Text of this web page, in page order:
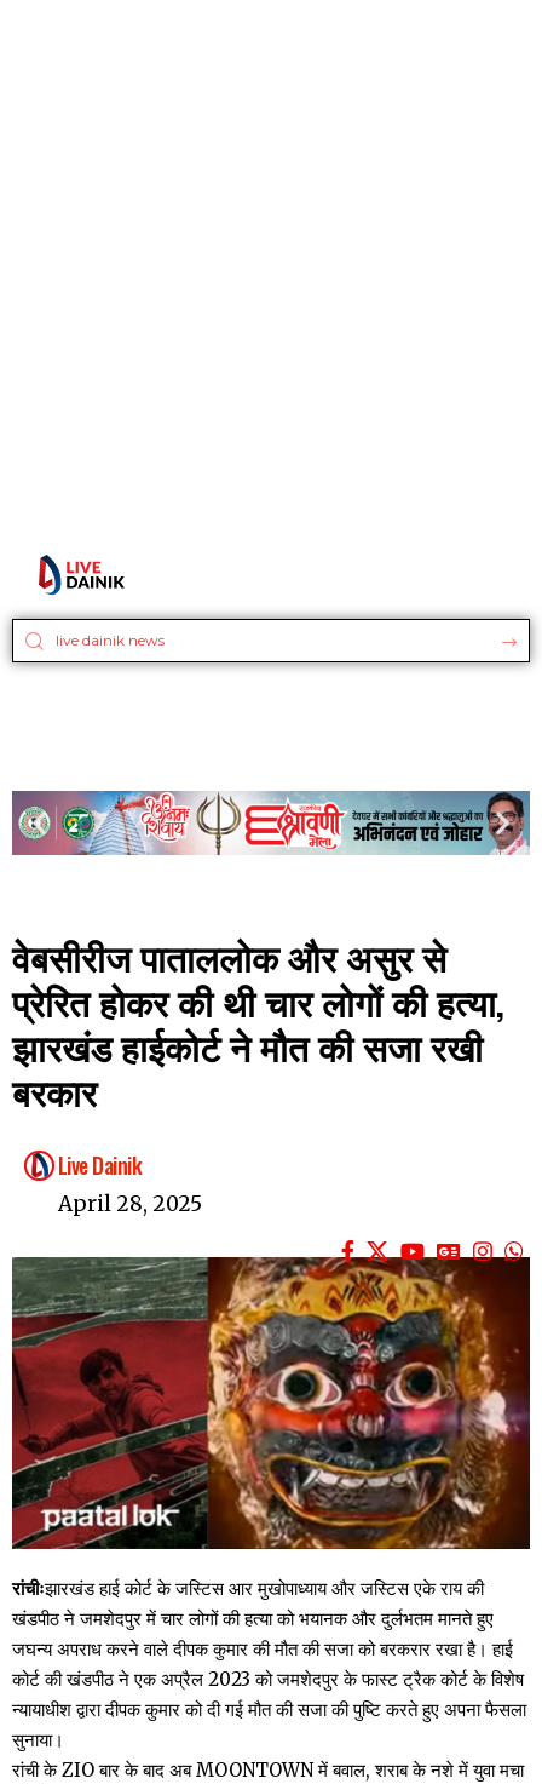
वेबसीरीज पाताललोक और असुर से
प्रेरित होकर की थी चार लोगों की हत्या,
झारखंड हाईकोर्ट ने मौत की सजा रखी
बरकार
Live Dainik
April 28, 2025
रांचीःझारखंड हाई कोर्ट के जस्टिस आर मुखोपाध्याय और जस्टिस एके राय की
खंडपीठ ने जमशेदपुर में चार लोगों की हत्या को भयानक और दुर्लभतम मानते हुए
जघन्य अपराध करने वाले दीपक कुमार की मौत की सजा को बरकरार रखा है। हाई
कोर्ट की खंडपीठ ने एक अप्रैल 2023 को जमशेदपुर के फास्ट ट्रैक कोर्ट के विशेष
न्यायाधीश द्वारा दीपक कुमार को दी गई मौत की सजा की पुष्टि करते हुए अपना फैसला
सुनाया।
रांची के ZIO बार के बाद अब MOONTOWN में बवाल, शराब के नशे में युवा मचा